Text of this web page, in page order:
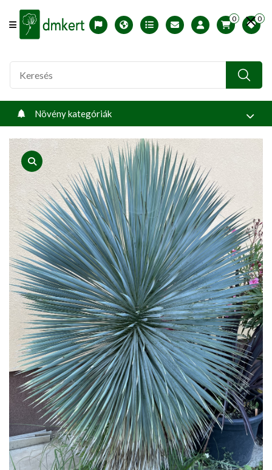
Offcanvas Menu Open
English version
Télállósági zónák
Nyomtatható ABC árjegyzék
Profilom
0 0
Növény kategóriák
product view